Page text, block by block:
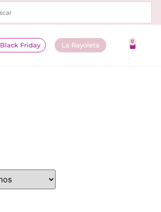
Black Friday La Rayoleta 0